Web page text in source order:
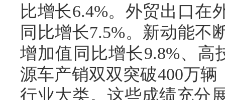
比增长6.4%。外贸出口在
同比增长7.5%。新动能不
增加值同比增长9.8%、高
源车产销双双突破400万
行业大类。这些成绩充分